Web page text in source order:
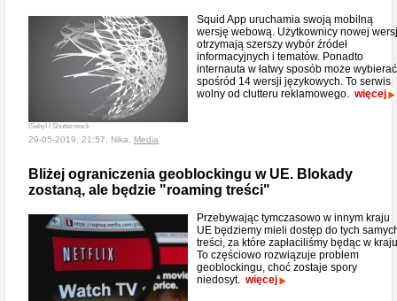
ISebyI / Shutterstock
Squid App uruchamia swoją mobilną
wersję webową. Użytkownicy nowej
otrzymają szerszy wybór źródeł
informacyjnych i tematów. Ponadto
internauta w łatwy sposób może wybierać
spośród 14 wersji językowych. To serwis
wolny od clutteru reklamowego. więcej
29-05-2019, 21:57, Nika, Media
Bliżej ograniczenia geoblockingu w UE. Blokady
zostaną, ale będzie "roaming treści"
Przebywając tymczasowo w innym kraju
UE będziemy mieli dostęp do tych
treści, za które zapłaciliśmy będąc w
To częściowo rozwiązuje problem
geoblockingu, choć zostaje spory
niedosyt. więcej